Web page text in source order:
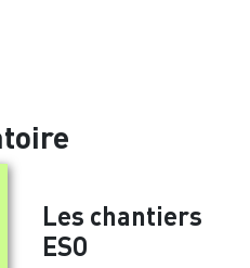
Les chantiers
ESO